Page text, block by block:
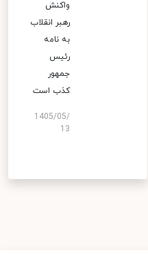
واکنش
رهبر انقلاب
به نامه
رئیس
جمهور
کذب است
1405/05/
13